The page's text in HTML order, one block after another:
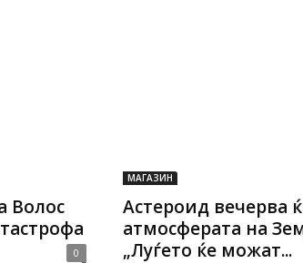
Волос
0
МАГАЗИН
Астероид вечерва
атмосферата на
„Луѓето ќе можат...